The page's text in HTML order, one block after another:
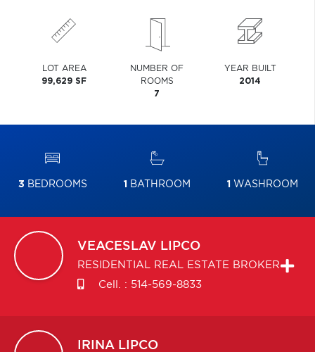
LOT AREA
99,629 SF
NUMBER OF
ROOMS
7
YEAR BUILT
2014
3 BEDROOMS 1 BATHROOM 1 WASHROOM
VEACESLAV LIPCO
RESIDENTIAL REAL ESTATE BROKER
Cell. : 514-569-8833
IRINA LIPCO